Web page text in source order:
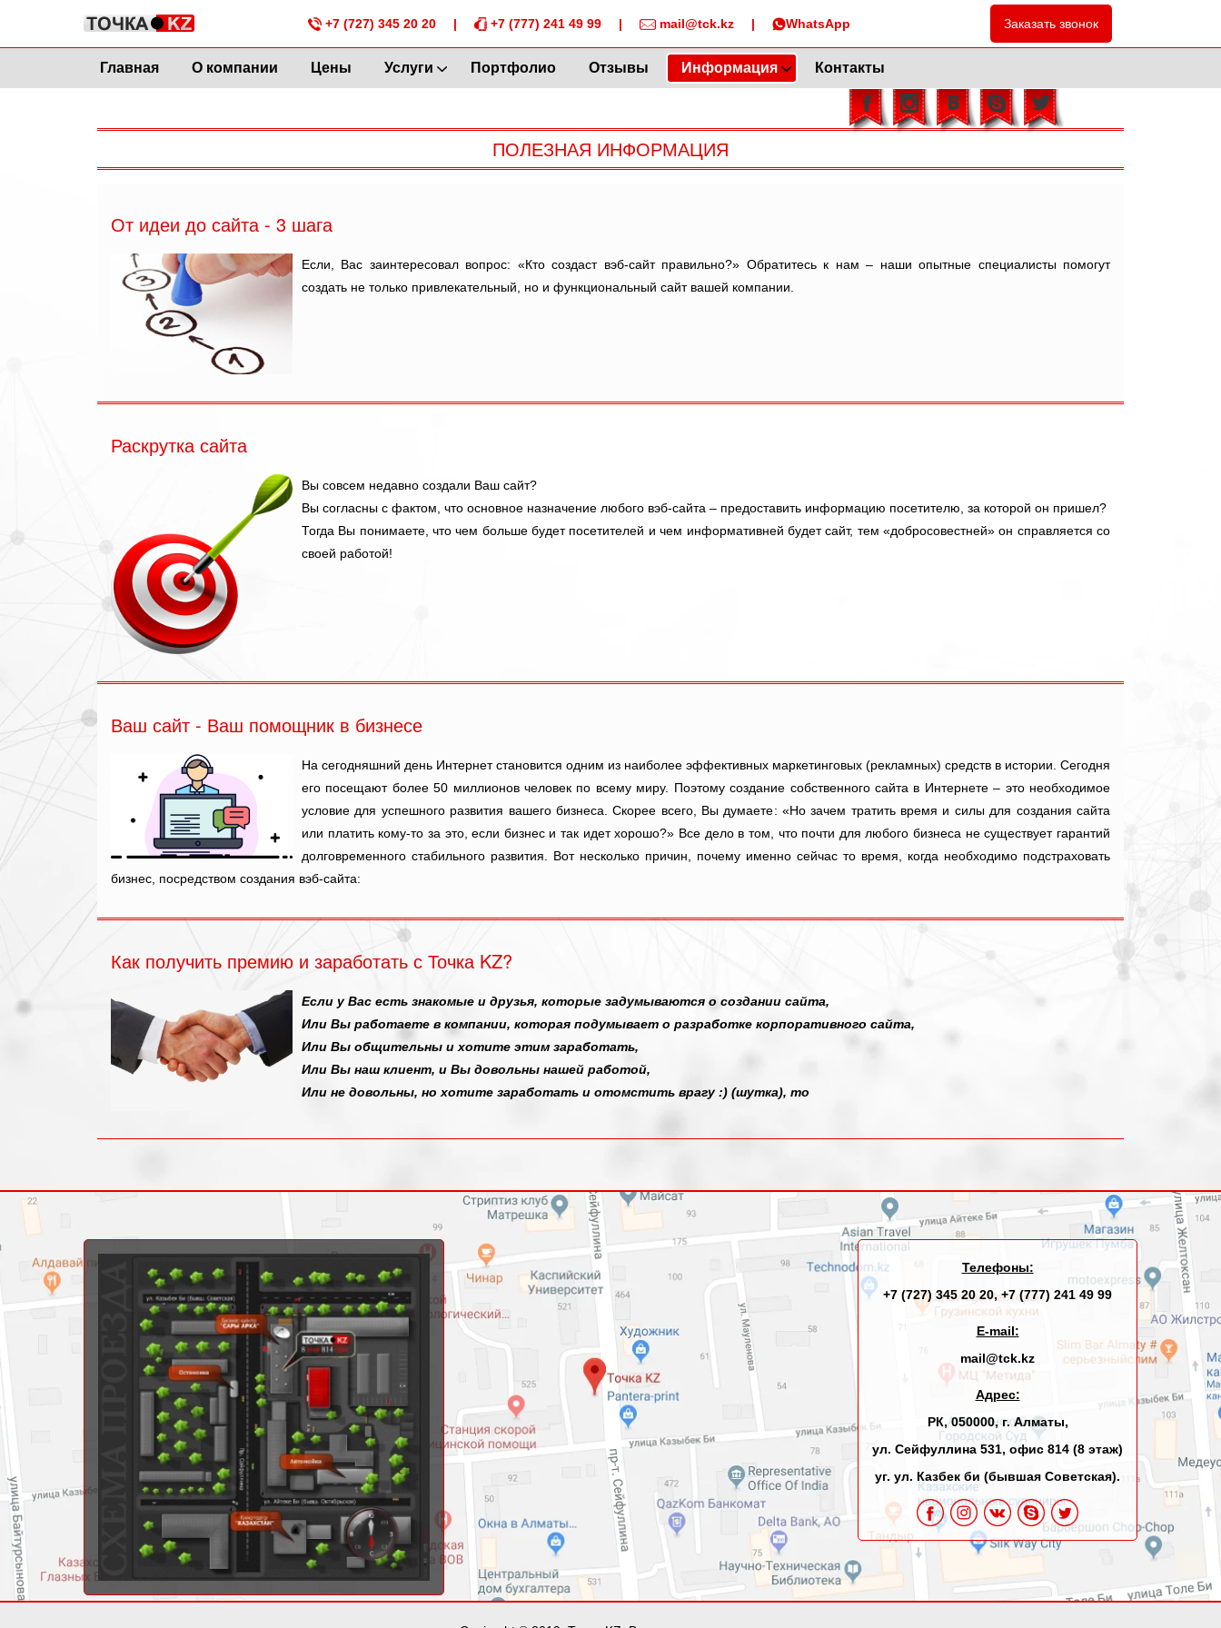
+7 (727) 345 20 20 | +7 (777) 241 49 99 | mail@tck.kz | WhatsApp Заказать звонок
Главная О компании Цены Услуги Портфолио Отзывы Информация Контакты
ПОЛЕЗНАЯ ИНФОРМАЦИЯ
От идеи до сайта - 3 шага
Если, Вас заинтересовал вопрос: «Кто создаст вэб-сайт правильно?» Обратитесь к нам – наши опытные специалисты помогут
создать не только привлекательный, но и функциональный сайт вашей компании.
Раскрутка сайта
Вы совсем недавно создали Ваш сайт?
Вы согласны с фактом, что основное назначение любого вэб-сайта – предоставить информацию посетителю, за которой он пришел?
Тогда Вы понимаете, что чем больше будет посетителей и чем информативней будет сайт, тем «добросовестней» он справляется со
своей работой!
Ваш сайт - Ваш помощник в бизнесе
На сегодняшний день Интернет становится одним из наиболее эффективных маркетинговых (рекламных) средств в истории. Сегодня
его посещают более 50 миллионов человек по всему миру. Поэтому создание собственного сайта в Интернете – это необходимое
условие для успешного развития вашего бизнеса. Скорее всего, Вы думаете: «Но зачем тратить время и силы для создания сайта
или платить кому-то за это, если бизнес и так идет хорошо?» Все дело в том, что почти для любого бизнеса не существует гарантий
долговременного стабильного развития. Вот несколько причин, почему именно сейчас то время, когда необходимо подстраховать
бизнес, посредством создания вэб-сайта:
Как получить премию и заработать с Точка KZ?
Если у Вас есть знакомые и друзья, которые задумываются о создании сайта,
Или Вы работаете в компании, которая подумывает о разработке корпоративного сайта,
Или Вы общительны и хотите этим заработать,
Или Вы наш клиент, и Вы довольны нашей работой,
Или не довольны, но хотите заработать и отомстить врагу :) (шутка), то
Телефоны:
+7 (727) 345 20 20, +7 (777) 241 49 99
E-mail:
mail@tck.kz
Адрес:
РК, 050000, г. Алматы,
ул. Сейфуллина 531, офис 814 (8 этаж)
уг. ул. Казбек би (бывшая Советская).